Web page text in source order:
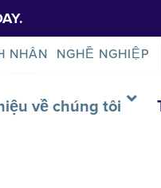
NHÂN NGHỀ NGHIỆP
về chúng tôi